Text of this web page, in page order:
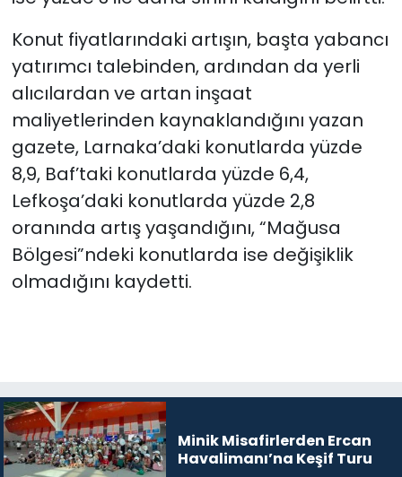
Konut fiyatlarındaki artışın, başta yabancı
yatırımcı talebinden, ardından da yerli
alıcılardan ve artan inşaat
maliyetlerinden kaynaklandığını yazan
gazete, Larnaka’daki konutlarda yüzde
8,9, Baf’taki konutlarda yüzde 6,4,
Lefkoşa’daki konutlarda yüzde 2,8
oranında artış yaşandığını, “Mağusa
Bölgesi”ndeki konutlarda ise değişiklik
olmadığını kaydetti.
Minik Misafirlerden Ercan
Havalimanı’na Keşif Turu